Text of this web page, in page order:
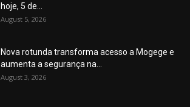
hoje, 5 de...
August 5, 2026
Nova rotunda transforma acesso a Mogege e
aumenta a segurança na...
August 3, 2026